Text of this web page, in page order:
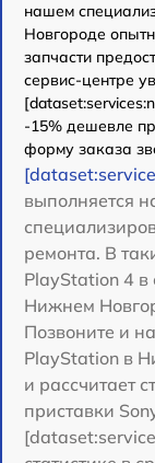
нашем
Новгороде
запчасти
сервис-центре
-15% дешевле
форму заказа
выполняется
ремонта. В
PlayStation 4 в
Нижнем
Позвоните и
PlayStation в
и рассчитает
приставки